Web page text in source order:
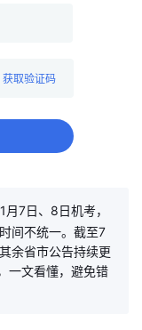
获取验证码
7日、8日机考，
间不统一。截至7
余省市公告持续更
一文看懂，避免错